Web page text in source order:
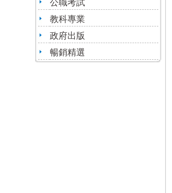
公職考試
教科專業
政府出版
暢銷精選